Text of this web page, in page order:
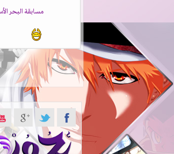
مسابقة البحر